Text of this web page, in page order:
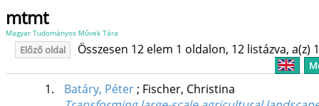
mtmt
Magyar Tudományos Művek Tára
Előző oldal Összesen 12 elem 1 oldalon, 12 listázva, a(z)
1. Batáry, Péter; Fischer, Christina